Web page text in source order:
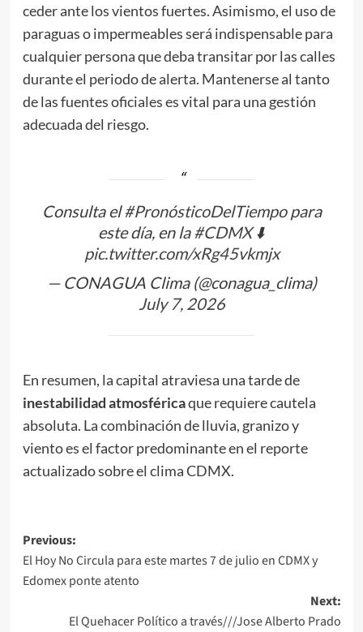
ceder ante los vientos fuertes. Asimismo, el uso de
paraguas o impermeables será indispensable para
cualquier persona que deba transitar por las calles
durante el periodo de alerta. Mantenerse al tanto
de las fuentes oficiales es vital para una gestión
adecuada del riesgo.
Consulta el#PronósticoDelTiempopara
este día, en la#CDMX⬇️
pic.twitter.com/xRg45vkmjx
— CONAGUA Clima (@conagua_clima)
July 7, 2026
En resumen, la capital atraviesa una tarde de
inestabilidad atmosféricaque requiere cautela
absoluta. La combinación de lluvia, granizo y
viento es el factor predominante en el reporte
actualizado sobre el clima CDMX.
Post
navigation
Previous:
El Hoy No Circula para este martes 7 de julio en CDMX y
Edomex ponte atento
Next:
El Quehacer Político a través///Jose Alberto Prado